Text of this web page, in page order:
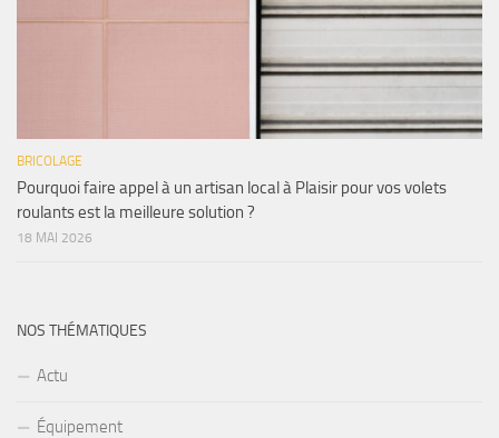
BRICOLAGE
Pourquoi faire appel à un artisan local à Plaisir pour vos volets
roulants est la meilleure solution ?
18 MAI 2026
NOS THÉMATIQUES
Actu
Équipement